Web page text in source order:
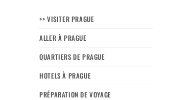
>> VISITER PRAGUE
ALLER À PRAGUE
QUARTIERS DE PRAGUE
HOTELS À PRAGUE
PRÉPARATION DE VOYAGE